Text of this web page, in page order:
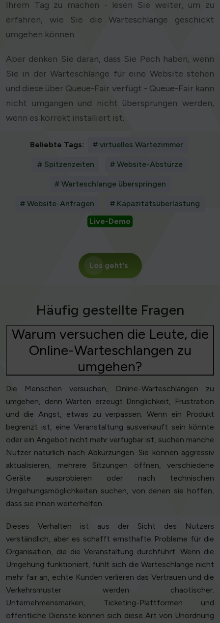
Ihrem Tag zu machen - lesen Sie weiter, um zu
erfahren, wie Sie die Warteschlange geschickt
umgehen können.
Aber denken Sie daran, dass Sie Pech haben, wenn
Sie in der Warteschlange für eine Website stehen
und diese über Queue-Fair verfügt - Queue-Fair kann
nicht umgangen und nicht übersprungen werden,
wenn es korrekt installiert ist.
Beliebte Tags: # virtuelles Wartezimmer
# Spitzenzeiten # Website-Abstürze
# Warteschlange überspringen
# Website-Anfragen
# Kapazitätsüberlastung
Live-Demo
Los geht's
Häufig gestellte Fragen
Warum versuchen die Leute, die
Online-Warteschlangen zu
umgehen?
Die Menschen versuchen, Online-Warteschlangen zu
umgehen, denn Warten erzeugt Dringlichkeit, Frustration
und die Angst, etwas zu verpassen. Wenn ein Produkt
begrenzt ist, eine Veranstaltung ausverkauft sein könnte
oder ein Angebot nicht mehr verfügbar ist, suchen manche
Nutzer natürlich nach Abkürzungen. Sie können aggressiv
aktualisieren, mehrere Sitzungen öffnen, verschiedene
Geräte ausprobieren oder nach technischen
Umgehungsmöglichkeiten suchen, von denen sie hoffen,
dass sie ihnen weiterhelfen.
Dieses Verhalten ist aus der Sicht des Nutzers
verständlich, aber es schafft ernsthafte Probleme für die
Organisation, die die Veranstaltung durchführt. Wenn die
Umgehung funktioniert, fühlt sich die Warteschlange nicht
mehr fair an, echte Kunden verlieren das Vertrauen und die
Verkehrsmuster werden chaotischer.
Unternehmensmarken, Ticketing-Plattformen und
öffentliche Dienste können sich diese Art von Unordnung